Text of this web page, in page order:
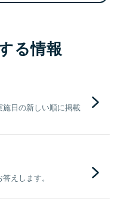
る情報
日の新しい順に掲載
えします。